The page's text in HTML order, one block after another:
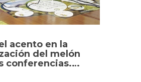
acento en la
del melón
conferencias.